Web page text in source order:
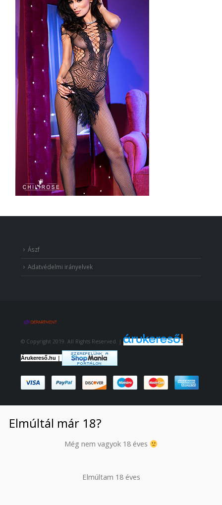
Ászf
Adatvédelmi irányelvek
© Copyright 2019. All Rights Reserved. |
Árukereső.hu |
Elmúltál már 18?
Még nem vagyok 18 éves
Elmúltam 18 éves